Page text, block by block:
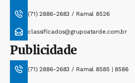
(71) 2886-2683 / Ramal 8526
classificados@grupoatarde.com.br
Publicidade
(71) 2886-2683 / Ramal 8585 | 8586